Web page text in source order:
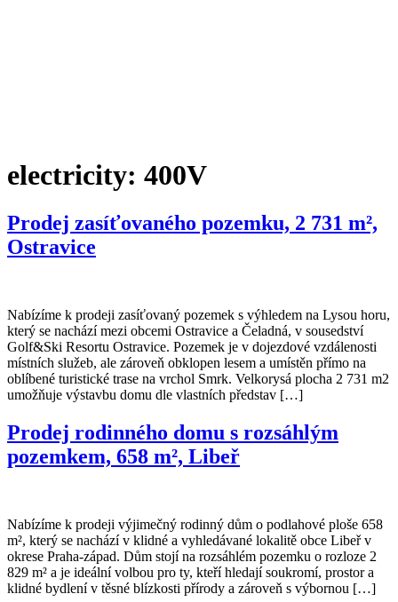
electricity: 400V
Prodej zasíťovaného pozemku, 2 731 m²,
Ostravice
Nabízíme k prodeji zasíťovaný pozemek s výhledem na Lysou horu,
který se nachází mezi obcemi Ostravice a Čeladná, v sousedství
Golf&Ski Resortu Ostravice. Pozemek je v dojezdové vzdálenosti
místních služeb, ale zároveň obklopen lesem a umístěn přímo na
oblíbené turistické trase na vrchol Smrk. Velkorysá plocha 2 731 m2
umožňuje výstavbu domu dle vlastních představ […]
Prodej rodinného domu s rozsáhlým
pozemkem, 658 m², Libeř
Nabízíme k prodeji výjimečný rodinný dům o podlahové ploše 658
m², který se nachází v klidné a vyhledávané lokalitě obce Libeř v
okrese Praha-západ. Dům stojí na rozsáhlém pozemku o rozloze 2
829 m² a je ideální volbou pro ty, kteří hledají soukromí, prostor a
klidné bydlení v těsné blízkosti přírody a zároveň s výbornou […]